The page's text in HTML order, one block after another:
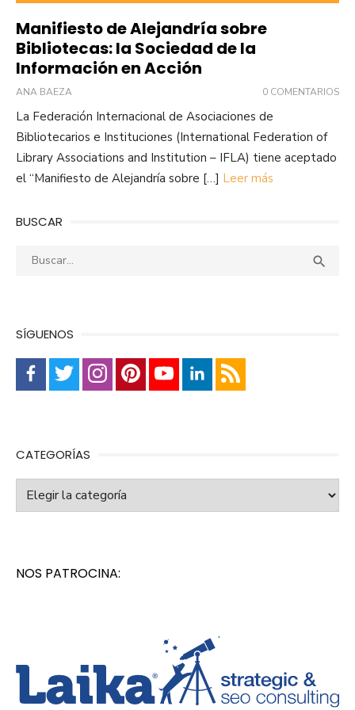
Manifiesto de Alejandría sobre
Bibliotecas: la Sociedad de la
Información en Acción
ANA BAEZA 0 COMENTARIOS
La Federación Internacional de Asociaciones de
Bibliotecarios e Instituciones (International Federation of
Library Associations and Institution – IFLA) tiene aceptado
el “Manifiesto de Alejandría sobre […] Leer más
BUSCAR
Buscar: 
SÍGUENOS
CATEGORÍAS
Categorías
NOS PATROCINA: